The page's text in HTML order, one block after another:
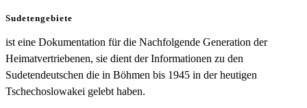
Sudetengebiete
ist eine Dokumentation für die Nachfolgende Generation der
Heimatvertriebenen, sie dient der Informationen zu den
Sudetendeutschen die in Böhmen bis 1945 in der heutigen
Tschechoslowakei gelebt haben.